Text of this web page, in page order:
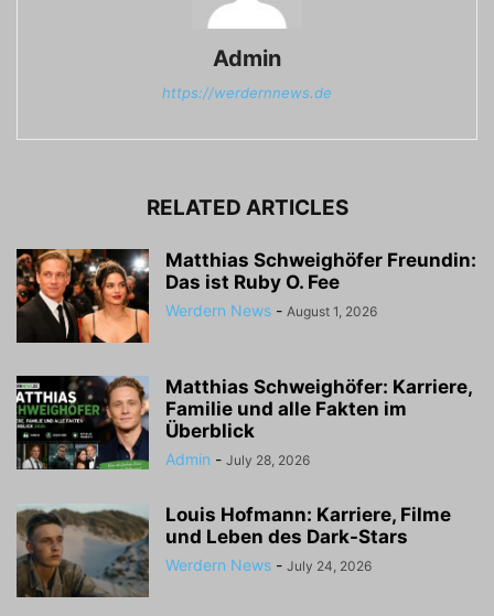
Admin
https://werdernnews.de
RELATED ARTICLES
Matthias Schweighöfer Freundin:
Das ist Ruby O. Fee
Werdern News - August 1, 2026
Matthias Schweighöfer: Karriere,
Familie und alle Fakten im
Überblick
Admin - July 28, 2026
Louis Hofmann: Karriere, Filme
und Leben des Dark-Stars
Werdern News - July 24, 2026